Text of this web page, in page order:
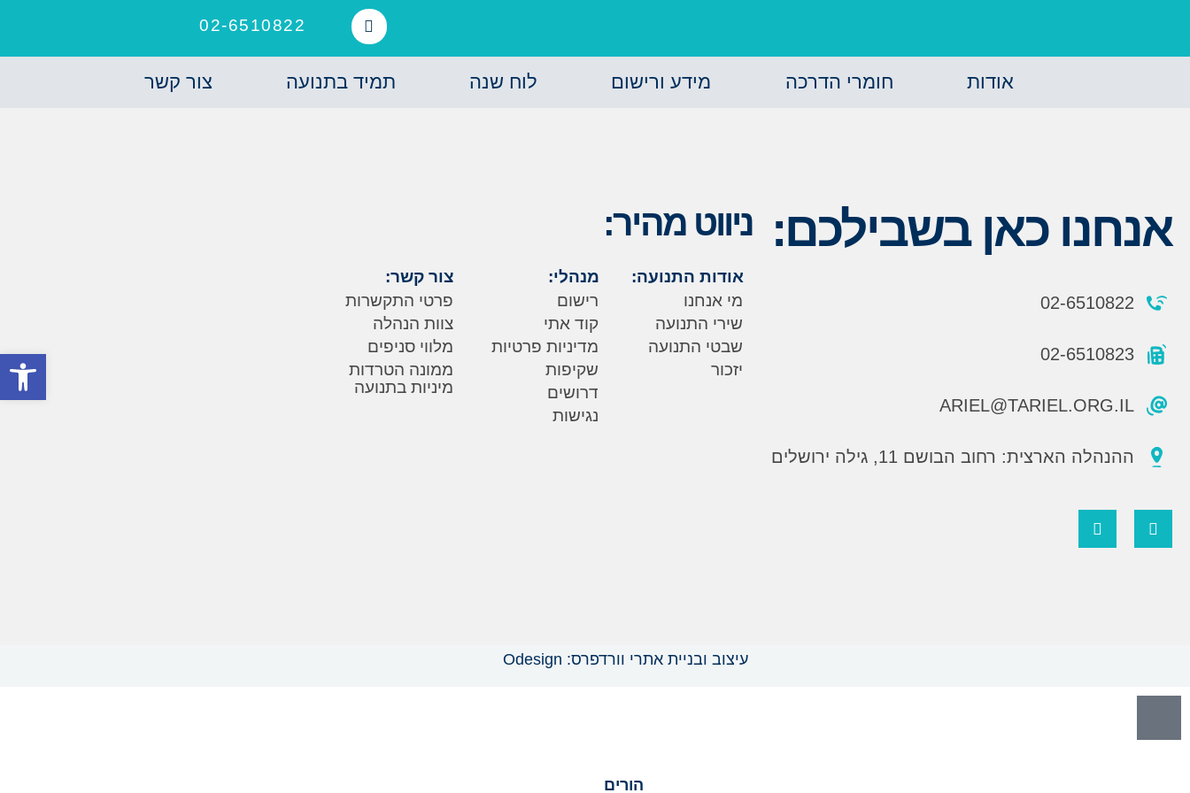
02-6510822
אודות חומרי הדרכה מידע ורישום לוח שנה תמיד בתנועה צור קשר
אנחנו כאן בשבילכם:
02-6510822
02-6510823
ARIEL@TARIEL.ORG.IL
ההנהלה הארצית: רחוב הבושם 11, גילה ירושלים
ניווט מהיר:
אודות התנועה:
מי אנחנו
שירי התנועה
שבטי התנועה
יזכור
מנהלי:
רישום
קוד אתי
מדיניות פרטיות
שקיפות
דרושים
נגישות
צור קשר:
פרטי התקשרות
צוות הנהלה
מלווי סניפים
ממונה הטרדות
מיניות בתנועה
עיצוב ובניית אתרי וורדפרס: Odesign
הורים
פתח